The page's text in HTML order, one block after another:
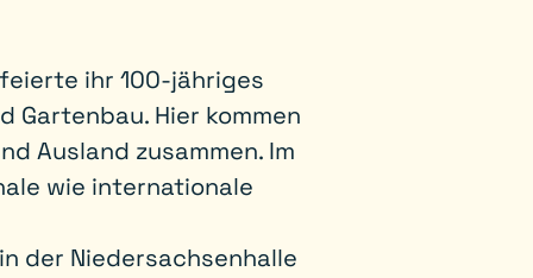
ihr 100-jähriges
Hier kommen
Ausland zusammen. Im
wie internationale
der Niedersachsenhalle